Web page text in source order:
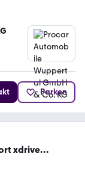
Parken
xdrive
Pano